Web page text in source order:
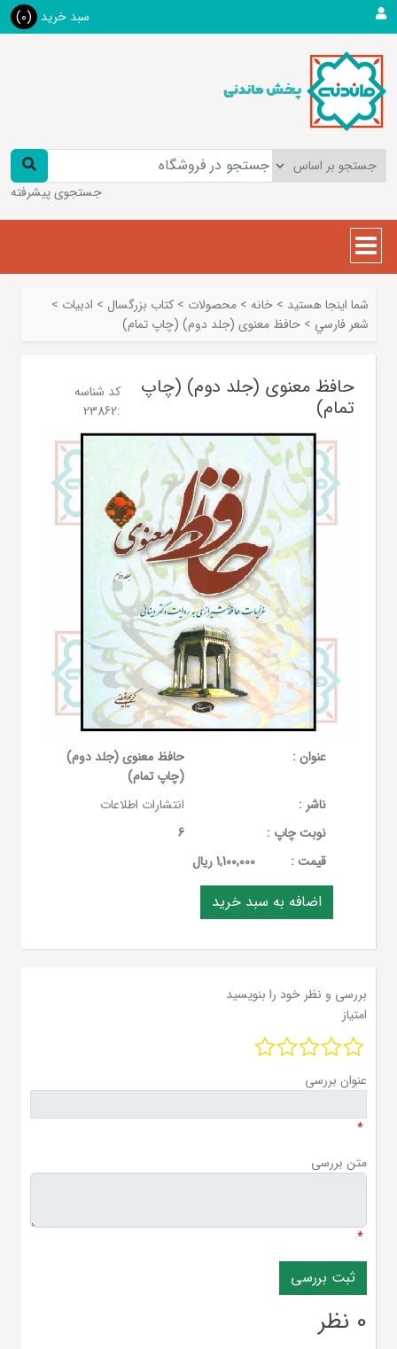
سبد خرید (0)
جستجوی پیشرفته
شما اینجا هستید > خانه > محصولات > کتاب بزرگسال > ادبیات >
شعر فارسي > حافظ معنوی (جلد دوم) (چاپ تمام)
حافظ معنوی (جلد دوم) (چاپ
تمام)
کد شناسه
:
23862
عنوان :
حافظ معنوی (جلد دوم)
(چاپ تمام)
ناشر :
انتشارات اطلاعات
نوبت چاپ :
6
قيمت :
1,100,000 ریال
بررسی و نظر خود را بنویسید
امتیاز
عنوان بررسی
*
متن بررسی
*
0 نظر